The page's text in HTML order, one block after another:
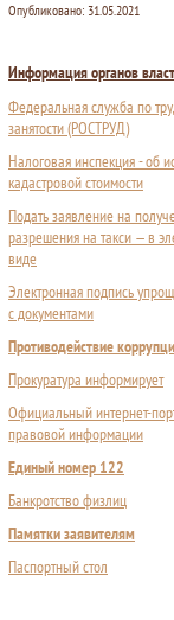
Опубликовано: 31.05.2021
Информация органов
Федеральная служба по
занятости (РОСТРУД)
Налоговая инспекция - об
кадастровой стоимости
Подать заявление на
разрешения на такси — в
виде
Электронная подпись
с документами
Противодействие
Прокуратура информирует
Официальный интернет-
правовой информации
Единый номер 122
Банкротство физлиц
Памятки заявителям
Паспортный стол